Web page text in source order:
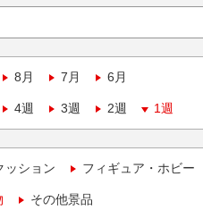
8月 7月 6月
4週 3週 2週 1週
ッション フィギュア・ホビー
その他景品